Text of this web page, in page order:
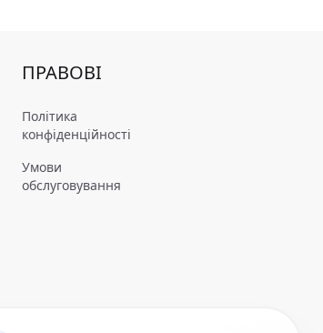
ПРАВОВІ
Політика
конфіденційності
Умови
обслуговування